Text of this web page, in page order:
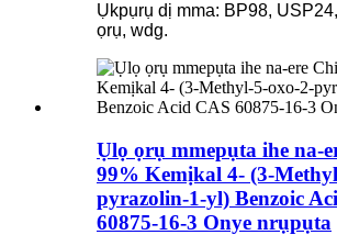
Ụkpụrụ dị mma: BP98,
ọrụ, wdg.
Ụlọ ọrụ mmepụta ihe na-
99% Kemịkal 4- (3-
pyrazolin-1-yl) Benzoic
60875-16-3 Onye nrụpụta